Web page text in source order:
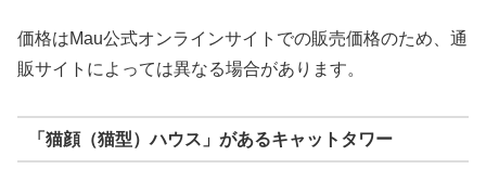
価格はMau公式オンラインサイトでの販売価格のため、通
販サイトによっては異なる場合があります。
「猫顔（猫型）ハウス」があるキャットタワー